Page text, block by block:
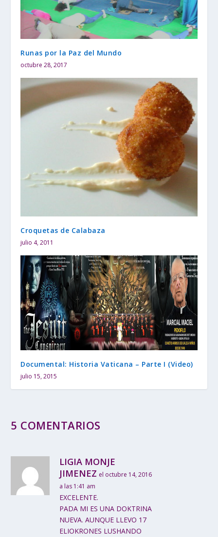
Runas por la Paz del Mundo
octubre 28, 2017
Croquetas de Calabaza
julio 4, 2011
Documental: Historia Vaticana – Parte I (Video)
julio 15, 2015
5 COMENTARIOS
LIGIA MONJE
JIMENEZ el octubre 14, 2016
a las 1:41 am
EXCELENTE.
PADA MI ES UNA DOKTRINA
NUEVA. AUNQUE LLEVO 17
ELIOKRONES LUSHANDO